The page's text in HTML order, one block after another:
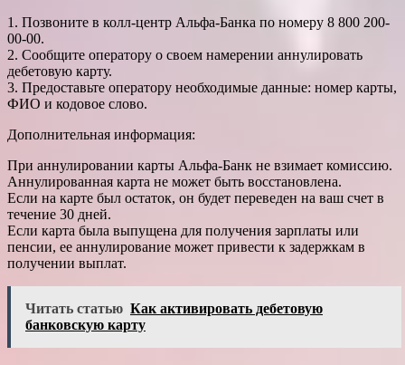
1. Позвоните в колл-центр Альфа-Банка по номеру 8 800 200-
00-00.
2. Сообщите оператору о своем намерении аннулировать
дебетовую карту.
3. Предоставьте оператору необходимые данные: номер карты,
ФИО и кодовое слово.
Дополнительная информация:
При аннулировании карты Альфа-Банк не взимает комиссию.
Аннулированная карта не может быть восстановлена.
Если на карте был остаток, он будет переведен на ваш счет в
течение 30 дней.
Если карта была выпущена для получения зарплаты или
пенсии, ее аннулирование может привести к задержкам в
получении выплат.
Читать статью Как активировать дебетовую
банковскую карту